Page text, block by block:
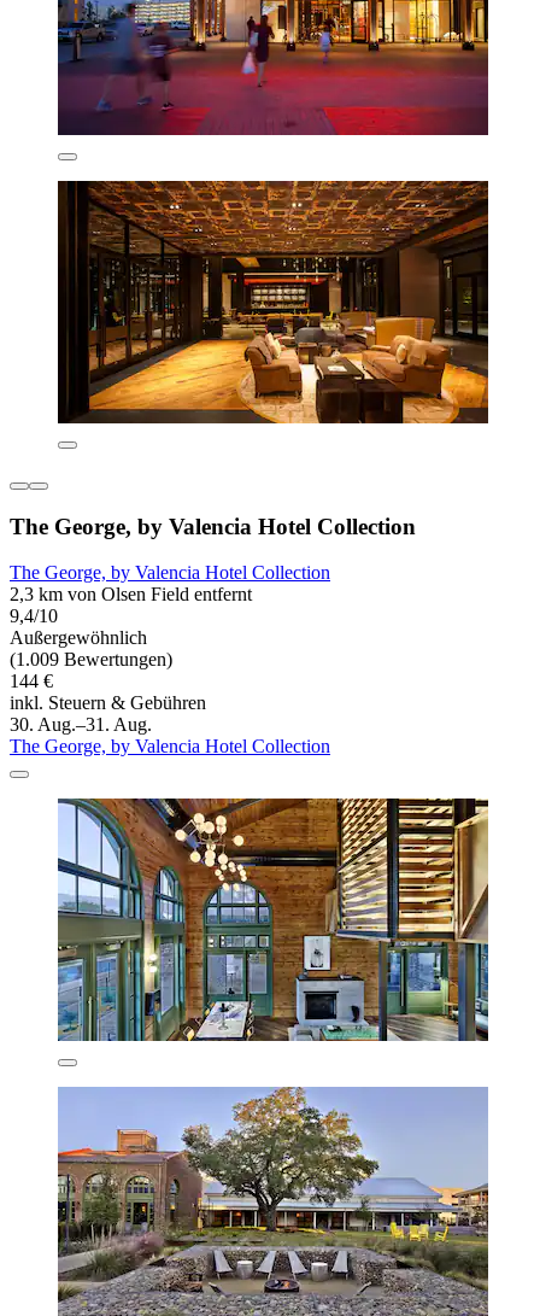
The George, by Valencia Hotel Collection
The George, by Valencia Hotel Collection
2,3 km von Olsen Field entfernt
9,4/10
Außergewöhnlich
(1.009 Bewertungen)
144 €
inkl. Steuern & Gebühren
30. Aug.–31. Aug.
The George, by Valencia Hotel Collection